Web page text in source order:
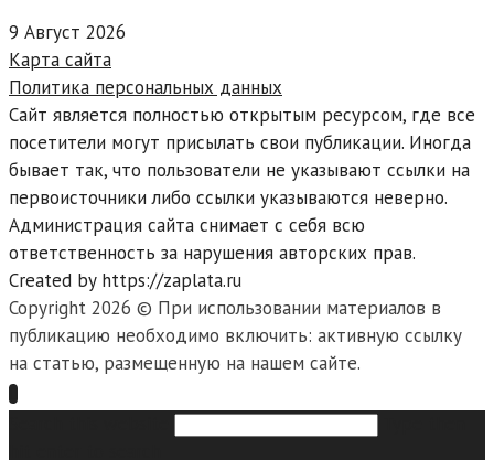
9 Август 2026
Карта сайта
Политика персональных данных
Сайт является полностью открытым ресурсом, где все
посетители могут присылать свои публикации. Иногда
бывает так, что пользователи не указывают ссылки на
первоисточники либо ссылки указываются неверно.
Администрация сайта снимает с себя всю
ответственность за нарушения авторских прав.
Created by https://zaplata.ru
Copyright 2026 © При использовании материалов в
публикацию необходимо включить: активную ссылку
на статью, размещенную на нашем сайте.